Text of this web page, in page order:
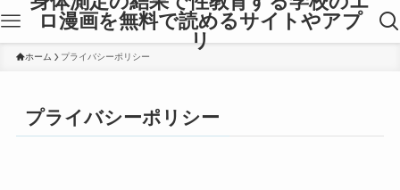
ロ漫画を無料で読めるサイトやアプ
リ
ホーム プライバシーポリシー
プライバシーポリシー